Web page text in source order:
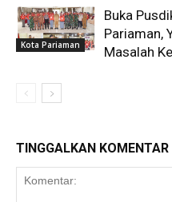
Kota Pariaman
Buka
Pariaman,
Masalah
TINGGALKAN KOMENTAR